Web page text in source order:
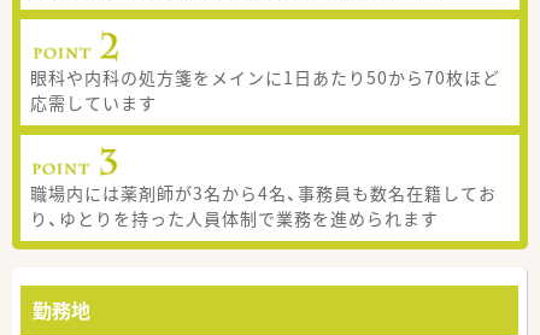
眼科や内科の処方箋をメインに1日あたり50から70枚ほど
応需しています
職場内には薬剤師が3名から4名、事務員も数名在籍してお
り、ゆとりを持った人員体制で業務を進められます
勤務地